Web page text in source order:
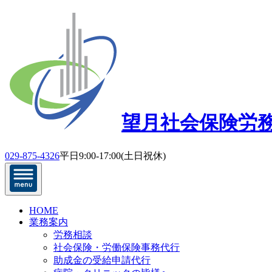
望月社会保険労
029-875-4326平日9:00-17:00(土日祝休)
HOME
業務案内
労務相談
社会保険・労働保険事務代行
助成金の受給申請代行